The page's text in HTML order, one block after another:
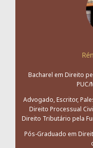
Bacharel em Direito
PUC/
Advogado, Escritor,
Direito Processual
Direito Tributário pela
Pós-Graduado em